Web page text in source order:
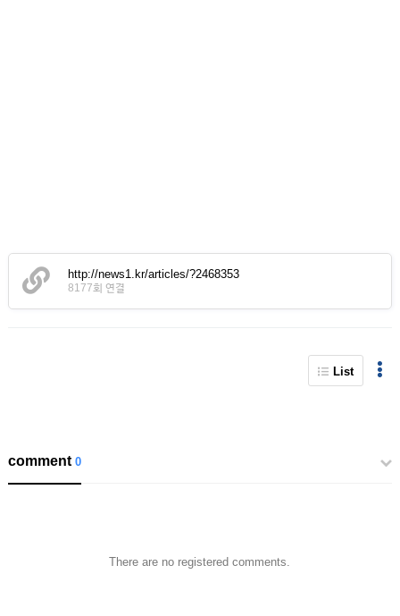
http://news1.kr/articles/?2468353
8177회 연결
List
comment0
There are no registered comments.